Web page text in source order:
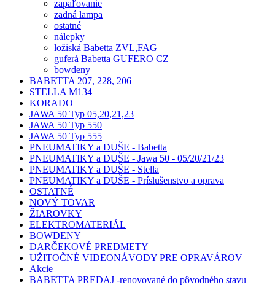
zapaľovanie
zadná lampa
ostatné
nálepky
ložiská Babetta ZVL,FAG
guferá Babetta GUFERO CZ
bowdeny
BABETTA 207, 228, 206
STELLA M134
KORADO
JAWA 50 Typ 05,20,21,23
JAWA 50 Typ 550
JAWA 50 Typ 555
PNEUMATIKY a DUŠE - Babetta
PNEUMATIKY a DUŠE - Jawa 50 - 05/20/21/23
PNEUMATIKY a DUŠE - Stella
PNEUMATIKY a DUŠE - Príslušenstvo a oprava
OSTATNÉ
NOVÝ TOVAR
ŽIAROVKY
ELEKTROMATERIÁL
BOWDENY
DARČEKOVÉ PREDMETY
UŽITOČNÉ VIDEONÁVODY PRE OPRAVÁROV
Akcie
BABETTA PREDAJ -renovované do pôvodného stavu